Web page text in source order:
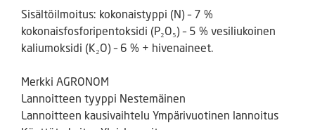
Sisältöilmoitus: kokonaistyppi (N) – 7 %
kokonaisfosforipentoksidi (P₂O₅) – 5 % vesiliukoinen
kaliumoksidi (K₂O) – 6 % + hivenaineet.
Merkki AGRONOM
Lannoitteen tyyppi Nestemäinen
Lannoitteen kausivaihtelu Ympärivuotinen lannoitus